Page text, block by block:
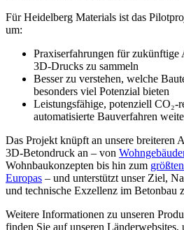
Für Heidelberg Materials ist das
um:
Praxiserfahrungen für zukünftige
3D‑Drucks zu sammeln
Besser zu verstehen, welche
besonders viel Potenzial bieten
Leistungsfähige, potenziell
automatisierte Bauverfahren
Das Projekt knüpft an unsere breiteren
3D‑Betondruck an – von
Wohnbaukonzepten bis hin zum
Europas – und unterstützt unser Ziel,
und technische Exzellenz im Betonbau
Weitere Informationen zu unseren
finden Sie auf unseren Länderwebsites,